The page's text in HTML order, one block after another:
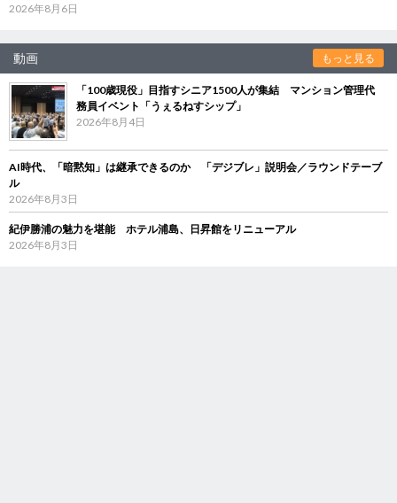
2026年8月6日
動画 もっと見る
「100歳現役」目指すシニア1500人が集結 マンション管理代
務員イベント「うぇるねすシップ」
2026年8月4日
AI時代、「暗黙知」は継承できるのか 「デジブレ」説明会／ラウンドテーブ
ル
2026年8月3日
紀伊勝浦の魅力を堪能 ホテル浦島、日昇館をリニューアル
2026年8月3日